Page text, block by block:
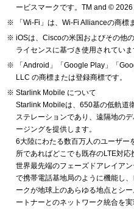
ービスマークです。TM and © 2026
「Wi-Fi」は、Wi-Fi Allianceの商標
iOSは、Ciscoの米国およびその他
ライセンスに基づき使用されていま
「Android」「Google Play」「
LLC の商標または登録商標です。
Starlink Mobile について
Starlink Mobileは、650基の低軌道
ステレーションであり、遠隔地の
ージングを提供します。
6大陸にわたる数百万人のユーザー
所であればどこでも既存のLTE対応
世界最先端のフェーズドアレイア
で携帯電話基地局のように機能し
ークが地球上のあらゆる地点とシ
ートナーとのネットワーク統合を実